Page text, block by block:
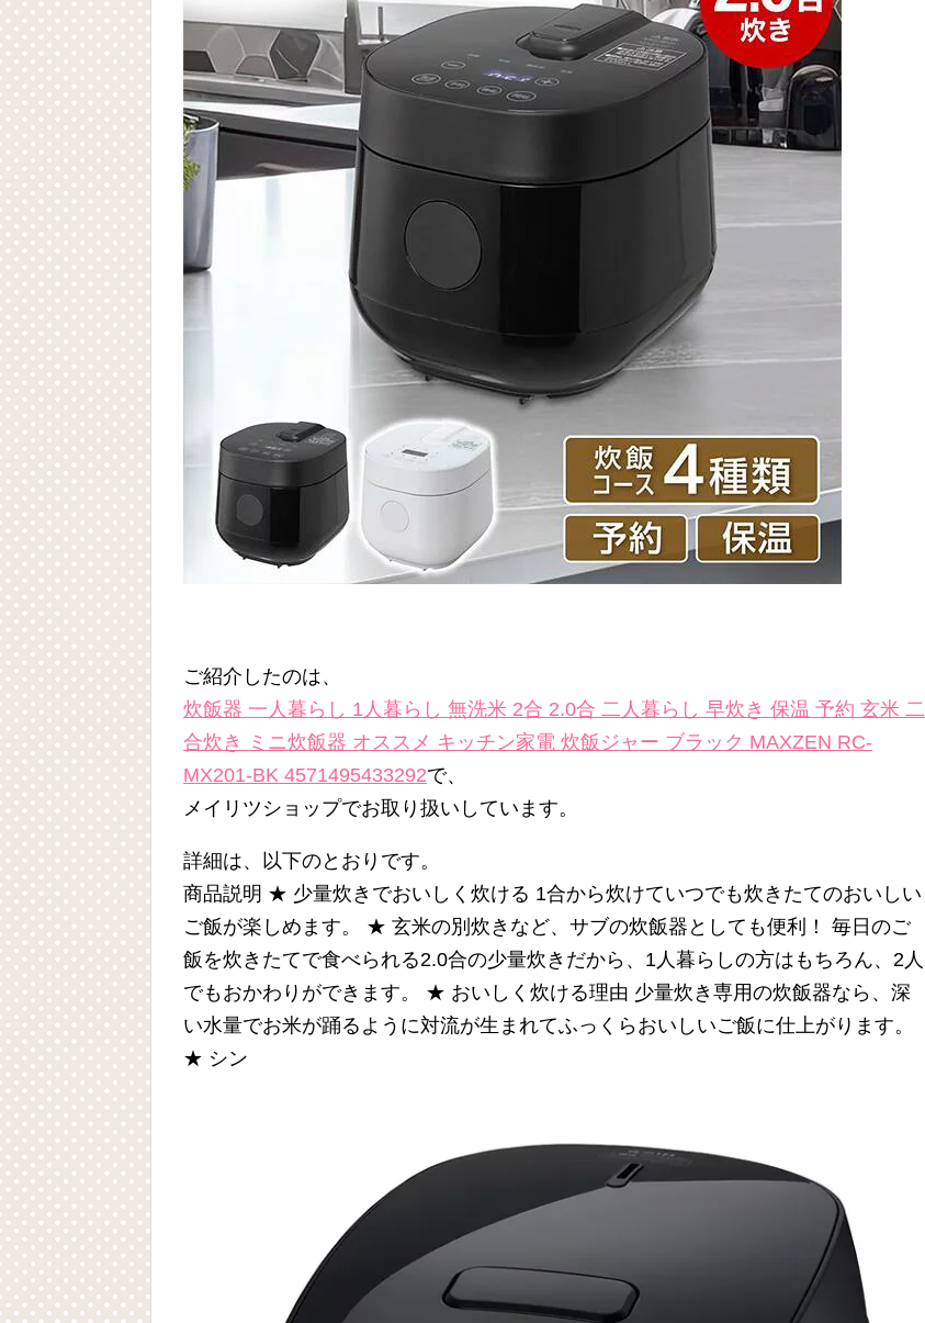
ご紹介したのは、
炊飯器 一人暮らし 1人暮らし 無洗米 2合 2.0合 二人暮らし 早炊き 保温 予約 玄米 二
合炊き ミニ炊飯器 オススメ キッチン家電 炊飯ジャー ブラック MAXZEN RC-
MX201-BK 4571495433292で、
メイリツショップでお取り扱いしています。
詳細は、以下のとおりです。
商品説明 ★ 少量炊きでおいしく炊ける 1合から炊けていつでも炊きたてのおいしい
ご飯が楽しめます。 ★ 玄米の別炊きなど、サブの炊飯器としても便利！ 毎日のご
飯を炊きたてで食べられる2.0合の少量炊きだから、1人暮らしの方はもちろん、2人
でもおかわりができます。 ★ おいしく炊ける理由 少量炊き専用の炊飯器なら、深
い水量でお米が踊るように対流が生まれてふっくらおいしいご飯に仕上がります。
★ シン